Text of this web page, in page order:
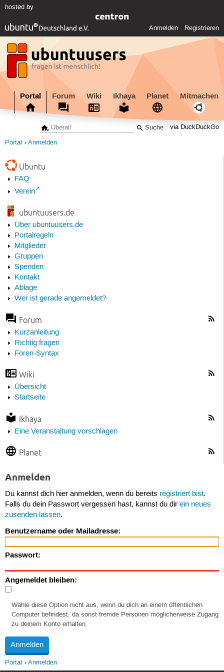
hosted by
Anmelden Registrieren
Portal Forum Wiki Ikhaya Planet Mitmachen
via DuckDuckGo
Portal Anmelden
Ubuntu
FAQ
Verein
ubuntuusers.de
Über ubuntuusers.de
Portalregeln
Mitglieder
Gruppen
Spenden
Kontakt
Ablage
Wer ist gerade angemeldet?
Forum
Kurzanleitung
Richtig fragen
Foren-Syntax
Wiki
Übersicht
Startseite
Ikhaya
Eine Veranstaltung vorschlagen
Planet
Anmelden
Du kannst dich hier anmelden, wenn du bereits registriert bist.
Falls du dein Passwort vergessen hast, kannst du dir ein neues
zusenden lassen.
Benutzername oder Mailadresse:
Passwort:
Angemeldet bleiben:
Wähle diese Option nicht aus, wenn du dich an einem öffentlichen
Computer befindest, da sonst fremde Personen möglicherweise Zugang
zu deinem Konto erhalten.
Portal Anmelden